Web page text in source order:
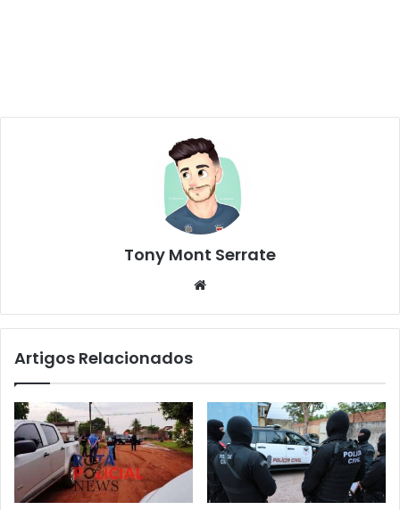
Tony Mont Serrate
te
Artigos Relacionados